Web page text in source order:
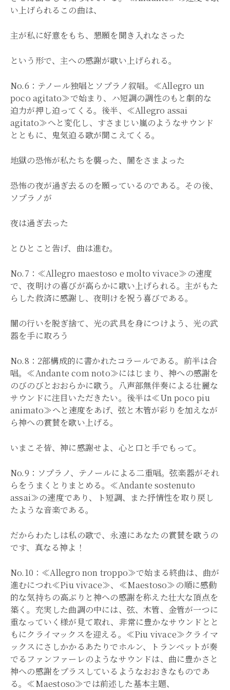
い上げられるこの曲は、
主が私に好意をもち、懇願を聞き入れなさった
という形で、主への感謝が歌い上げられる。
No.6：テノール独唱とソプラノ叙唱。≪Allegro un
poco agitato≫で始まり、ハ短調の調性のもと劇的な
迫力が押し迫ってくる。後半、≪Allegro assai
agitato≫へと変化し、すさまじい嵐のようなサウンド
とともに、鬼気迫る歌が聞こえてくる。
地獄の恐怖が私たちを襲った、闇をさまよった
恐怖の夜が過ぎ去るのを願っているのである。その後、
ソプラノが
夜は過ぎ去った
とひとこと告げ、曲は進む。
No.7：≪Allegro maestoso e molto vivace≫の速度
で、夜明けの喜びが高らかに歌い上げられる。主がもた
らした救済に感謝し、夜明けを祝う喜びである。
闇の行いを脱ぎ捨て、光の武具を身につけよう、光の武
器を手に取ろう
No.8：2部構成的に書かれたコラールである。前半は合
唱。≪Andante com noto≫にはじまり、神への感謝を
のびのびとおおらかに歌う。八声部無伴奏による壮麗な
サウンドに注目いただきたい。後半は≪Un poco piu
animato≫へと速度をあげ、弦と木管が彩りを加えなが
ら神への賞賛を歌い上げる。
いまこそ皆、神に感謝せよ、心と口と手でもって。
No.9：ソプラノ、テノールによる二重唱。弦楽器がそれ
らをうまくとりまとめる。≪Andante sostenuto
assai≫の速度であり、ト短調、また抒情性を取り戻し
たような音楽である。
だからわたしは私の歌で、永遠にあなたの賞賛を歌うの
です、真なる神よ！
No.10：≪Allegro non troppo≫で始まる終曲は、曲が
進むにつれ≪Piu vivace≫、≪Maestoso≫の順に感動
的な気持ちの高ぶりと神への感謝を称えた壮大な頂点を
築く。充実した曲調の中には、弦、木管、金管が一つに
重なっていく様が見て取れ、非常に豊かなサウンドとと
もにクライマックスを迎える。≪Piu vivace≫クライマ
ックスにさしかかるあたりでホルン、トランペットが奏
でるファンファーレのようなサウンドは、曲に豊かさと
神への感謝をプラスしているようなおおきなものであ
る。≪Maestoso≫では前述した基本主題、